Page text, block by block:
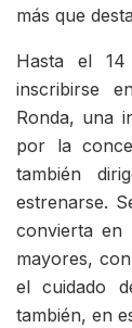
más que
Hasta el
inscribirse
Ronda, una
por la
también
estrenarse.
convierta en
mayores,
el cuidado
también, en